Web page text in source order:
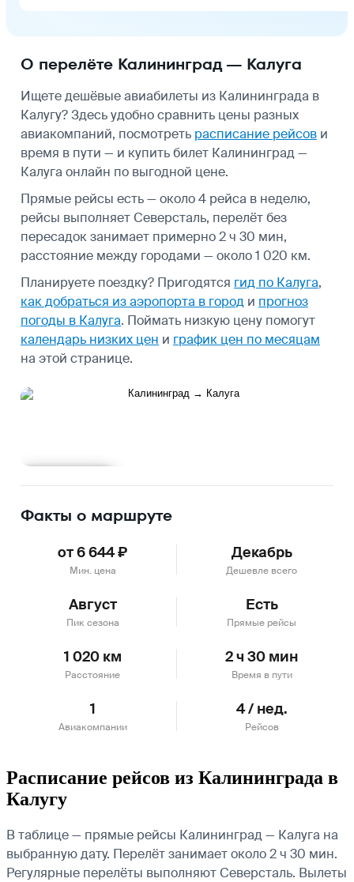
О перелёте Калининград — Калуга
Ищете дешёвые авиабилеты из Калининграда в
Калугу? Здесь удобно сравнить цены разных
авиакомпаний, посмотреть расписание рейсов и
время в пути — и купить билет Калининград —
Калуга онлайн по выгодной цене.
Прямые рейсы есть — около 4 рейса в неделю,
рейсы выполняет Северсталь, перелёт без
пересадок занимает примерно 2 ч 30 мин,
расстояние между городами — около 1 020 км.
Планируете поездку? Пригодятся гид по Калуга,
как добраться из аэропорта в город и прогноз
погоды в Калуга. Поймать низкую цену помогут
календарь низких цен и график цен по месяцам
на этой странице.
Факты о маршруте
от 6 644 ₽
Мин. цена
Декабрь
Дешевле всего
Август
Пик сезона
Есть
Прямые рейсы
1 020 км
Расстояние
2 ч 30 мин
Время в пути
1
Авиакомпании
4 / нед.
Рейсов
Расписание рейсов из Калининграда в
Калугу
В таблице — прямые рейсы Калининград — Калуга на
выбранную дату. Перелёт занимает около 2 ч 30 мин.
Регулярные перелёты выполняют Северсталь. Вылеты